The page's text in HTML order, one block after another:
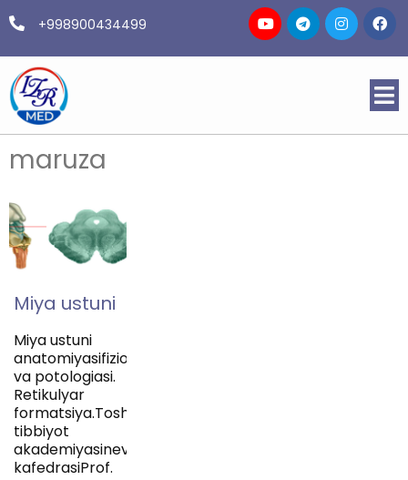
+998900434499
maruza
Miya ustuni
Miya ustuni
anatomiyasifiziologiyasi
va potologiasi.
Retikulyar
formatsiya.Toshkent
tibbiyot
akademiyasinevrologiya
kafedrasiProf.